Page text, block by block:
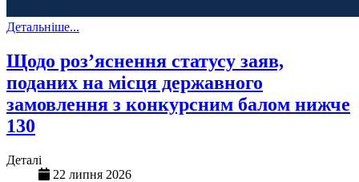
Детальніше...
Щодо роз’яснення статусу заяв,
поданих на місця державного
замовлення з конкурсним балом нижче
130
Деталі
22 липня 2026